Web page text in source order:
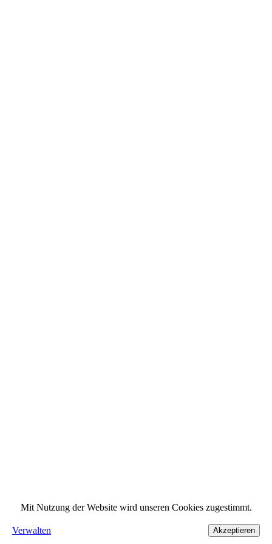
Mit Nutzung der Website wird unseren Cookies zugestimmt.
Verwalten Akzeptieren